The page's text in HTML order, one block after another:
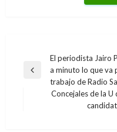
Navegación
de
entradas
Entrada
El periodista Jairo
a minuto lo que va
trabajo de Radio
Concejales de la